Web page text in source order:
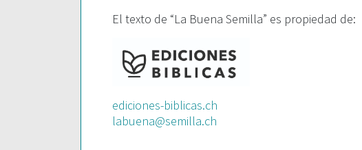
El texto de “La Buena Semilla” es propiedad de:
ediciones-biblicas.ch
labuena@semilla.ch